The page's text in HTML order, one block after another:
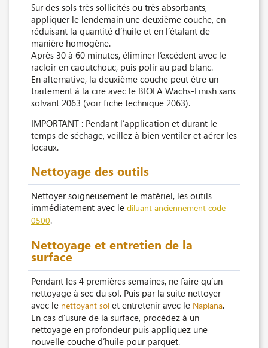
Sur des sols très sollicités ou très absorbants,
appliquer le lendemain une deuxième couche, en
réduisant la quantité d’huile et en l’étalant de
manière homogène.
Après 30 à 60 minutes, éliminer l’excédent avec le
racloir en caoutchouc, puis polir au pad blanc.
En alternative, la deuxième couche peut être un
traitement à la cire avec le BIOFA Wachs-Finish sans
solvant 2063 (voir fiche technique 2063).
IMPORTANT : Pendant l’application et durant le
temps de séchage, veillez à bien ventiler et aérer les
locaux.
Nettoyage des outils
Nettoyer soigneusement le matériel, les outils
immédiatement avec le diluant anciennement code
0500.
Nettoyage et entretien de la
surface
Pendant les 4 premières semaines, ne faire qu’un
nettoyage à sec du sol. Puis par la suite nettoyer
avec le nettoyant sol et entretenir avec le Naplana.
En cas d’usure de la surface, procédez à un
nettoyage en profondeur puis appliquez une
nouvelle couche d’huile pour parquet.